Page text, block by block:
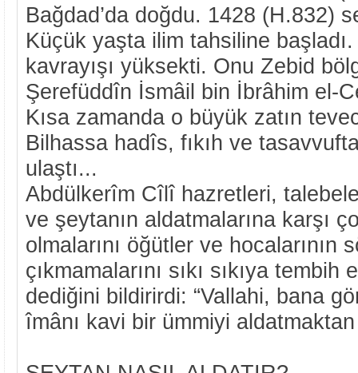
Bağdad’da doğdu. 1428 (H.832)
Küçük yaşta ilim tahsiline
kavrayışı yüksekti. Onu Zebid
Şerefüddîn İsmâil bin İbrâhim el-
Kısa zamanda o büyük zatın
Bilhassa hadîs, fıkıh ve
ulaştı...
Abdülkerîm Cîlî hazretleri,
ve şeytanın aldatmalarına karşı
olmalarını öğütler ve hocalarının
çıkmamalarını sıkı sıkıya
dediğini bildirirdi: “Vallahi, bana
îmânı kavi bir ümmiyi aldatmaktan